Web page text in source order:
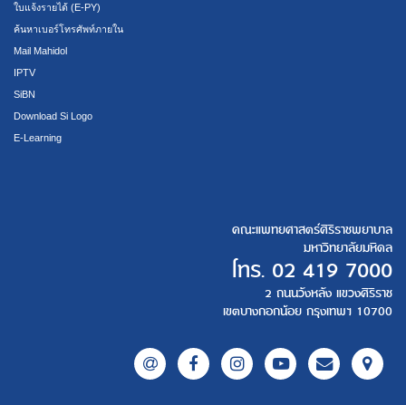
ใบแจ้งรายได้ (E-PY)
ค้นหาเบอร์โทรศัพท์ภายใน
Mail Mahidol
IPTV
SiBN
Download Si Logo
E-Learning
คณะแพทยศาสตร์ศิริราชพยาบาล
มหาวิทยาลัยมหิดล
โทร. 02 419 7000
2 ถนนวังหลัง แขวงศิริราช
เขตบางกอกน้อย กรุงเทพฯ 10700